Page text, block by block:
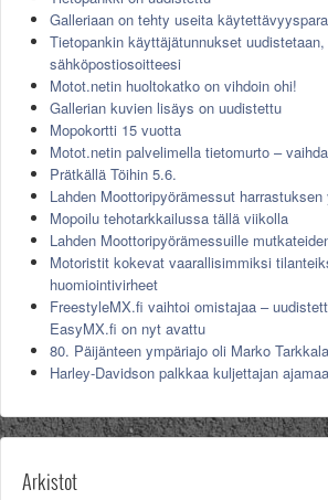
Galleriaan on tehty useita
Tietopankin käyttäjätunnukset
sähköpostiosoitteesi
Motot.netin huoltokatko on vihdoin ohi!
Gallerian kuvien lisäys on uudistettu
Mopokortti 15 vuotta
Motot.netin palvelimella tietomurto –
Prätkällä Töihin 5.6.
Lahden Moottoripyörämessut
Mopoilu tehotarkkailussa tällä viikolla
Lahden Moottoripyörämessuille
Motoristit kokevat vaarallisimmiksi
huomiointivirheet
FreestyleMX.fi vaihtoi omistajaa –
EasyMX.fi on nyt avattu
80. Päijänteen ympäriajo oli Marko
Harley-Davidson palkkaa kuljettajan
Arkistot